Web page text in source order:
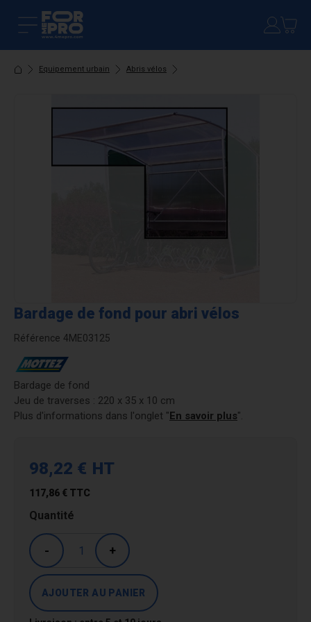
Equipement urbain Abris vélos
Bardage de fond pour abri vélos
Référence 4ME03125
Bardage de fond
Jeu de traverses : 220 x 35 x 10 cm
Plus d'informations dans l'onglet "En savoir plus".
98,22 € HT
117,86 € TTC
Quantité
- +